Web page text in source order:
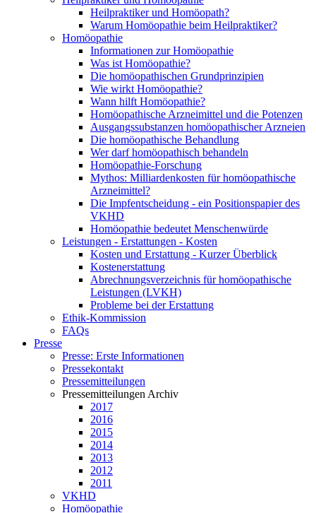
Heilpraktiker und Homöopath?
Warum Homöopathie beim Heilpraktiker?
Homöopathie
Informationen zur Homöopathie
Was ist Homöopathie?
Die homöopathischen Grundprinzipien
Wie wirkt Homöopathie?
Wann hilft Homöopathie?
Homöopathische Arzneimittel und die Potenzen
Ausgangssubstanzen homöopathischer Arzneien
Die homöopathische Behandlung
Wer darf homöopathisch behandeln
Homöopathie-Forschung
Mythos: Milliardenkosten für homöopathische
Arzneimittel?
Die Impfentscheidung - ein Positionspapier des
VKHD
Homöopathie bedeutet Menschenwürde
Leistungen - Erstattungen - Kosten
Kosten und Erstattung - Kurzer Überblick
Kostenerstattung
Abrechnungsverzeichnis für homöopathische
Leistungen (LVKH)
Probleme bei der Erstattung
Ethik-Kommission
FAQs
Presse
Presse: Erste Informationen
Pressekontakt
Pressemitteilungen
Pressemitteilungen Archiv
2017
2016
2015
2014
2013
2012
2011
VKHD
Homöopathie